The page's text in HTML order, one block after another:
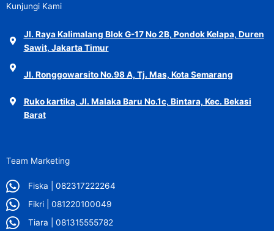
Kunjungi Kami
Jl. Raya Kalimalang Blok G-17 No 2B, Pondok Kelapa, Duren
Sawit, Jakarta Timur
Jl. Ronggowarsito No.98 A, Tj. Mas, Kota Semarang
Ruko kartika, Jl. Malaka Baru No.1c, Bintara, Kec. Bekasi
Barat
Team Marketing
Fiska | 082317222264
Fikri | 081220100049
Tiara | 081315555782